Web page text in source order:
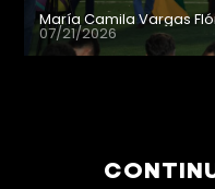
María Camila Vargas
07/21/2026